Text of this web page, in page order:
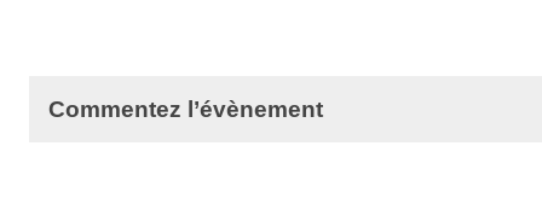
Commentez l’évènement